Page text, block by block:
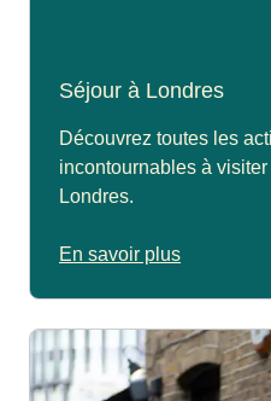
Séjour à Londres
Découvrez toutes les
incontournables à
Londres.
En savoir plus